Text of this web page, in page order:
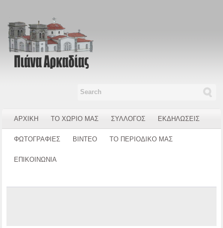
ΑΡΧΙΚΗ ΤΟ ΧΩΡΙΟ ΜΑΣ ΣΥΛΛΟΓΟΣ ΕΚΔΗΛΩΣΕΙΣ
ΦΩΤΟΓΡΑΦΙΕΣ ΒΙΝΤΕΟ ΤΟ ΠΕΡΙΟΔΙΚΟ ΜΑΣ
ΕΠΙΚΟΙΝΩΝΙΑ